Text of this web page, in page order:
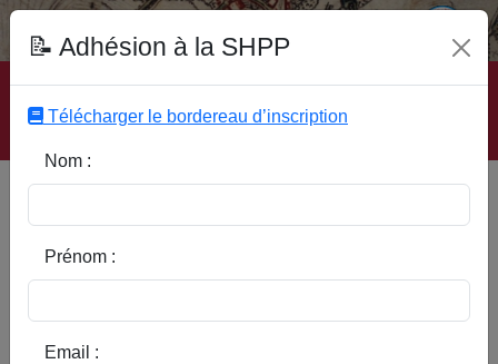
Accueil | Site SHPP | Auteurs | Editeurs | Rubriques |
Sous-Rubriques | Mots-Clefs | Contact
l'abbaye - Le diamant de la
crosse abbatiale
📝 Adhésion à la SHPP
Télécharger le bordereau d’inscription
Nom :
Prénom :
Email :